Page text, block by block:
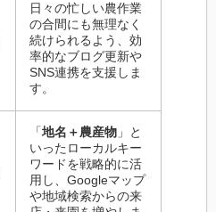
日々の忙しい農作業
の合間にも無理なく
続けられるよう、効
率的なブログ更新や
SNS連携を支援しま
す。
「地名＋農産物 」と
いったローカルキー
ワードを戦略的に活
用し、Googleマップ
や地域検索からの来